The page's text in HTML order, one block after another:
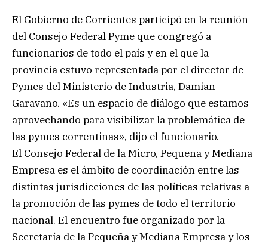
El Gobierno de Corrientes participó en la reunión
del Consejo Federal Pyme que congregó a
funcionarios de todo el país y en el que la
provincia estuvo representada por el director de
Pymes del Ministerio de Industria, Damian
Garavano. «Es un espacio de diálogo que estamos
aprovechando para visibilizar la problemática de
las pymes correntinas», dijo el funcionario.
El Consejo Federal de la Micro, Pequeña y Mediana
Empresa es el ámbito de coordinación entre las
distintas jurisdicciones de las políticas relativas a
la promoción de las pymes de todo el territorio
nacional. El encuentro fue organizado por la
Secretaría de la Pequeña y Mediana Empresa y los